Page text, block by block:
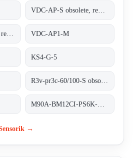
VDC-AP1-M
KS4-G-5
→